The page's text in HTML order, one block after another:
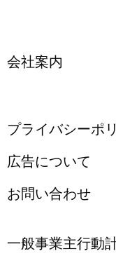
会社案内
プライバシーポ
広告について
お問い合わせ
一般事業主行動